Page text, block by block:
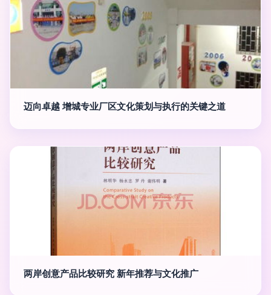
迈向卓越 增城专业厂区文化策划与执行的关键之道
两岸创意产品比较研究 新年推荐与文化推广